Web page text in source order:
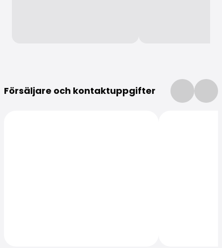
Försäljare och kontaktuppgifter